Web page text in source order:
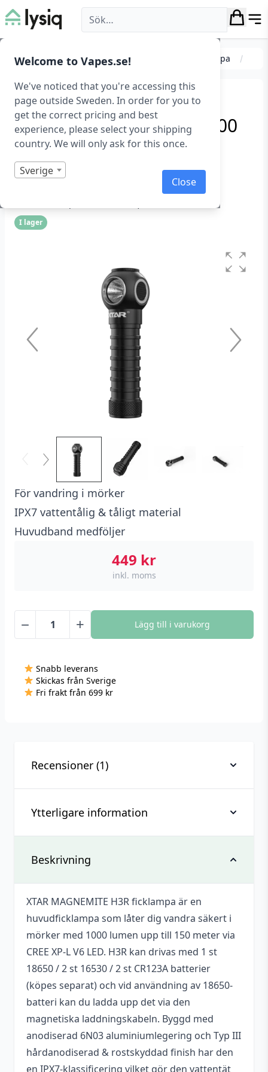
Welcome to Vapes.se!
We've noticed that you're accessing this
page outside Sweden. In order for you to
get the correct pricing and best
experience, please select your shipping
country. We will only ask for this once.
Sverige
Close
Lysiq
Belysning Ficklampor Laddningsbar ficklampa
Tålig & IPX7-klassad
huvudficklampa med 1000
lm
XTAR H3R Huvudficklampa
Betygsatt
3.00av
1I lager
För vandring i mörker
IPX7 vattentålig & tåligt material
Huvudband medföljer
449 kr
inkl. moms
−
XTAR
mängd
+ Lägg till i varukorg
Snabb leverans
Skickas från Sverige
Fri frakt från 699 kr
Beskrivning
XTAR MAGNEMITE H3R ficklampa är en
huvudficklampa som låter dig vandra säkert i
mörker med 1000 lumen upp till 150 meter via
CREE XP-L V6 LED. H3R kan drivas med 1 st
18650 / 2 st 16530 / 2 st CR123A batterier
(köpes separat) och vid användning av 18650-
batteri kan du ladda upp det via den
magnetiska laddningskabeln. Byggd med
anodiserad 6N03 aluminiumlegering och Typ III
hårdanodiserad & rostskyddad finish har den
en IPX7-klassificering vilket gör den vattentät
Ytterligare information
Vikt
Dimensioner
125 × 43 × 140 mm
Ljusflöde
1000 lm
Laddas via
USB-A (DC 5 V)
Batterikapacitet 3300 mAh
Antal batterier
1 st
Batterier
medföljer
Recensioner (1)
1 recension avXTAR H3R
Huvudficklampa
izrael.bagdasaryan
Köpte två pannlampor alldeles nyligen
under kampanj så kan inte skriva något
om hållbarheten i längden ännu. Men
några saker som jag märkt hittills kan jag
skriva. Byggkvalitet känns ok, inget
märkvärdigt aluminium och gummiring
mot vatten. Lyser bra och huvudbandet
känns robust. Nackdelen: Laddkabeln eller
snarare sagt den magnetiska
laddkontakten är dålig. Kontakten är
mycket liten och nålen/knappen i mitten
på kabeln tappar lätt kontakt och slutar
ladda vid små rörelser och man lär hitta